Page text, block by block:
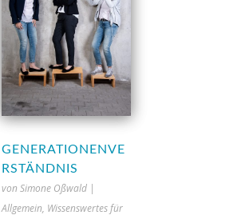
GENERATIONENVE
RSTÄNDNIS
von Simone Oßwald|
Allgemein, Wissenswertes für